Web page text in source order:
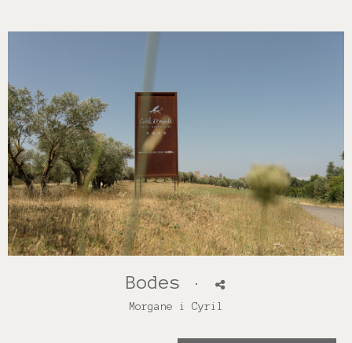
Bodes ·
Morgane i Cyril